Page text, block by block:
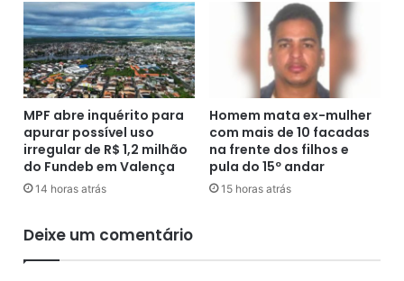
R
$
1
0
0
o
r
s
n
f
o
l
i
d
"
l
u
e
m
MPF abre inquérito para
apurar possível uso
irregular de R$ 1,2 milhão
do Fundeb em Valença
14 horas atrás
Homem mata ex-mulher
com mais de 10 facadas
na frente dos filhos e
pula do 15º andar
15 horas atrás
Deixe um comentário